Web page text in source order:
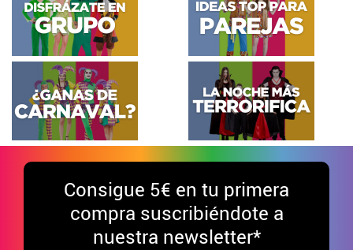
Consigue 5€ en tu primera
compra suscribiéndote a
nuestra newsletter*